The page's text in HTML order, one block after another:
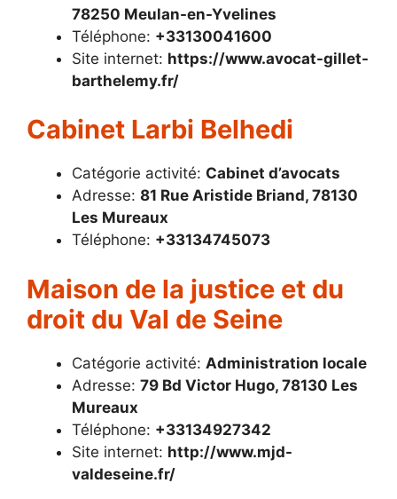
78250 Meulan-en-Yvelines
Téléphone: +33130041600
Site internet: https://www.avocat-gillet-
barthelemy.fr/
Cabinet Larbi Belhedi
Catégorie activité: Cabinet d’avocats
Adresse: 81 Rue Aristide Briand, 78130
Les Mureaux
Téléphone: +33134745073
Maison de la justice et du
droit du Val de Seine
Catégorie activité: Administration locale
Adresse: 79 Bd Victor Hugo, 78130 Les
Mureaux
Téléphone: +33134927342
Site internet: http://www.mjd-
valdeseine.fr/